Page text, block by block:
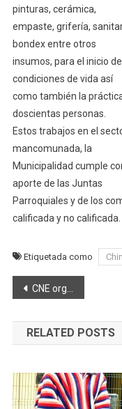
pinturas, cerámica,
empaste, grifería,
bondex entre otros
insumos, para el inicio
condiciones de vida así
como también la
doscientas personas.
Estos trabajos en el
mancomunada, la
Municipalidad cumple
aporte de las Juntas
Parroquiales y de los
calificada y no calificada.
Etiquetada como
Navegación
de
entradas
CNE organizará 38 debates en las jurisdicciones con más de 100.000 electores￼
RELATED POSTS